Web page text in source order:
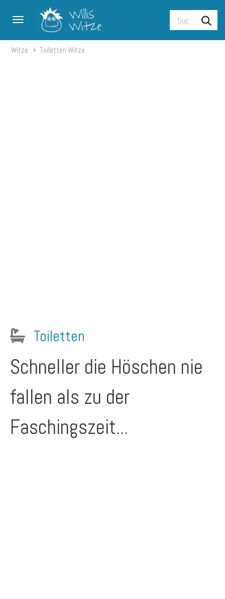
Toggle navigation
Witze Toiletten Witze
Toiletten
Schneller die Höschen nie
fallen als zu der
Faschingszeit...